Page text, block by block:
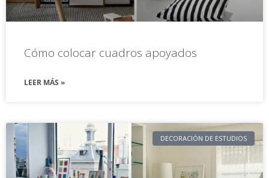
Cómo colocar cuadros apoyados
LEER MÁS »
DECORACIÓN DE ESTUDIOS